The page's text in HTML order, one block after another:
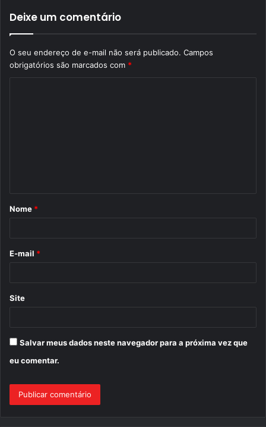
Deixe um comentário
O seu endereço de e-mail não será publicado. Campos
obrigatórios são marcados com *
r
Nome *
E-mail *
Site
Salvar meus dados neste navegador para a próxima vez que
eu comentar.